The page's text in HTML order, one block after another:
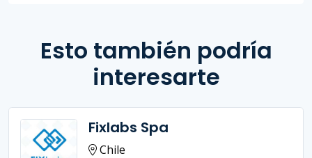
Esto también podría
interesarte
Fixlabs Spa
Chile